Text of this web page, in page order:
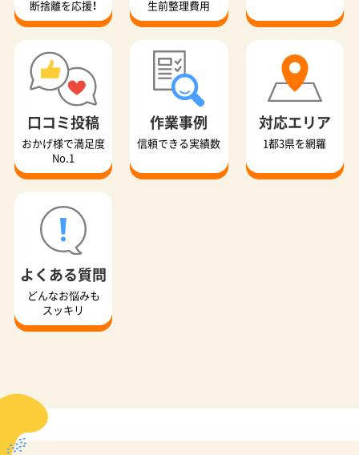
断捨離を応援！
生前整理費用
口コミ投稿
おかげ様で満足度
No.1
作業事例
信頼できる実績数
対応エリア
1都3県を網羅
よくある質問
どんなお悩みも
スッキリ